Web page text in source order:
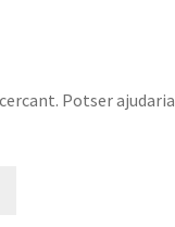
Potser ajudaria